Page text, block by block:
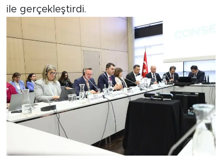
ile gerçekleştirdi.